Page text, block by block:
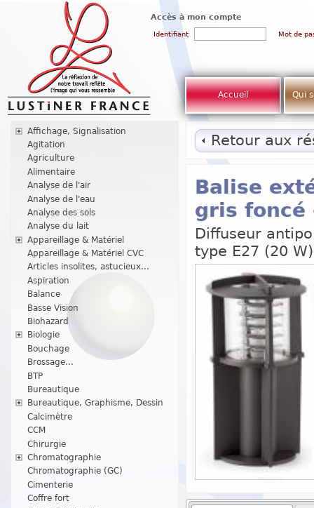
Accès à mon compte
Identifiant Mot de
Accueil Qui
Affichage, Signalisation
Agitation
Agriculture
Alimentaire
Analyse de l'air
Analyse de l'eau
Analyse des sols
Analyse du lait
Appareillage & Matériel
Appareillage & Matériel CVC
Articles insolites, astucieux...
Aspiration
Balance
Basse Vision
Biohazard
Biologie
Bouchage
Brossage...
BTP
Bureautique
Bureautique, Graphisme, Dessin
Calcimètre
CCM
Chirurgie
Chromatographie
Chromatographie (GC)
Cimenterie
Coffre fort
Retour aux
Balise
gris foncé
Diffuseur
type E27 (20